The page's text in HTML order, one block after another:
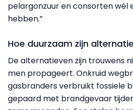
pelargonzuur en consorten wél
hebben.”
Hoe duurzaam zijn
De alternatieven zijn trouwens
men propageert. Onkruid
gasbranders verbruikt fossiele
gepaard met brandgevaar